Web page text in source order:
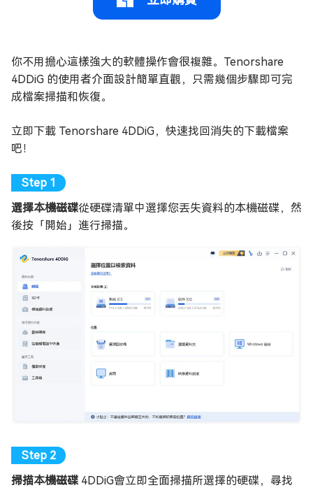
你不用擔心這樣強大的軟體操作會很複雜。Tenorshare
4DDiG 的使用者介面設計簡單直觀，只需幾個步驟即可完
成檔案掃描和恢復。
立即下載 Tenorshare 4DDiG，快速找回消失的下載檔案
吧！
選擇本機磁碟從硬碟清單中選擇您丟失資料的本機磁碟，然
後按「開始」進行掃描。
掃描本機磁碟 4DDiG會立即全面掃描所選擇的硬碟，尋找